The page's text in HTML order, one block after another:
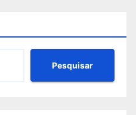
Pesquisar